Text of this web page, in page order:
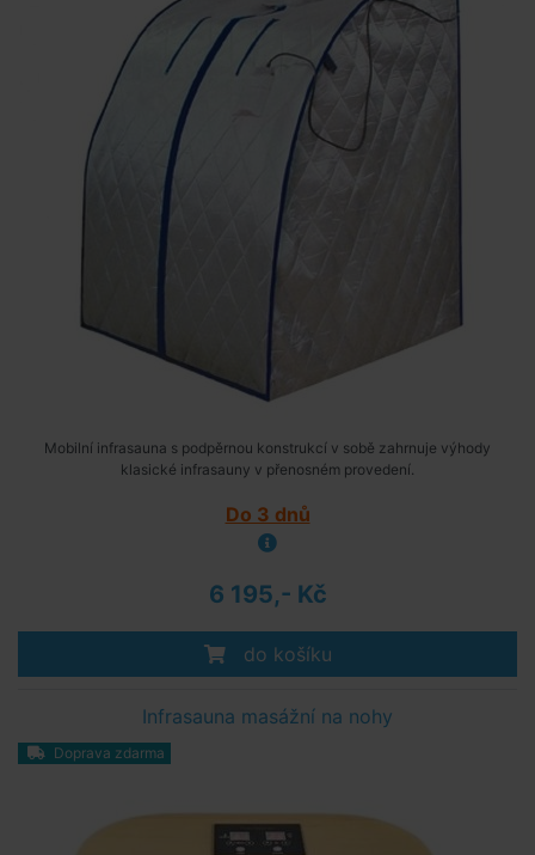
Mobilní infrasauna s podpěrnou konstrukcí v sobě zahrnuje výhody
klasické infrasauny v přenosném provedení.
Do 3 dnů
6 195,- Kč
do košíku
Infrasauna masážní na nohy
Doprava zdarma